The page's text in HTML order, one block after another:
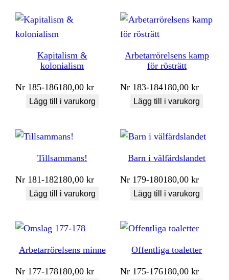
Kapitalism &
kolonialism
Nr 185-186180,00kr
Lägg till i varukorg
Arbetarrörelsens kamp
för rösträtt
Nr 183-184180,00kr
Lägg till i varukorg
Tillsammans!
Nr 181-182180,00kr
Lägg till i varukorg
Barn i välfärdslandet
Nr 179-180180,00kr
Lägg till i varukorg
Arbetarrörelsens minne
Nr 177-178180,00kr
Offentliga toaletter
Nr 175-176180,00kr